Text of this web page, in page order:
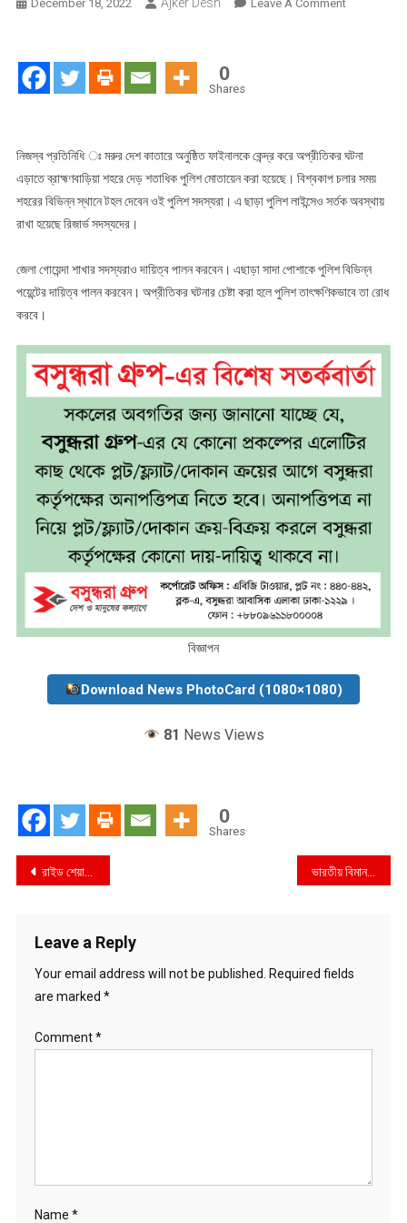
December 18, 2022 Leave A Comment
0
Shares
নিজস্ব প্রতিনিধি ঃ মরুর দেশ কাতারে অনুষ্ঠিত ফাইনালকে কেন্দ্র করে অপ্রীতিকর ঘটনা
এড়াতে ব্রাহ্মণবাড়িয়া শহরে দেড় শতাধিক পুলিশ মোতায়েন করা হয়েছে। বিশ্বকাপ চলার সময়
শহরের বিভিন্ন স্থানে টহল দেবেন ওই পুলিশ সদস্যরা। এ ছাড়া পুলিশ লাইন্সেও সর্তক অবস্থায়
রাখা হয়েছে রিজার্ভ সদস্যদের।
জেলা গোয়েন্দা শাখার সদস্যরাও দায়িত্ব পালন করবেন। এছাড়া সাদা পোশাকে পুলিশ বিভিন্ন
পয়েন্টের দায়িত্ব পালন করবেন। অপ্রীতিকর ঘটনার চেষ্টা করা হলে পুলিশ তাৎক্ষণিকভাবে তা রোধ
করবে।
বিজ্ঞাপন
Download News PhotoCard (1080×1080)
81 News Views
0
Shares
Post
রাইড শেয়ারিং করতে গিয়ে জোভানের তিন প্রেম! ভারতীয় বিমান বাহিনীর কম্বাইন্ড গ্রাজুয়েশন কুচাকাওয়াজ পরিদর্শন করলেন বাংলাদেশ বিমান বাহিনী প্রধান
Leave a Reply
Your email address will not be published. Required fields
are marked *
Comment*
Name *